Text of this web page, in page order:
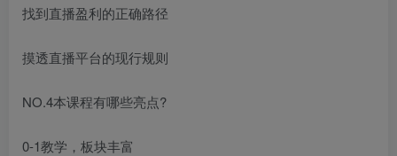
找到直播盈利的正确路径
摸透直播平台的现行规则
NO.4本课程有哪些亮点?
0-1教学，板块丰富